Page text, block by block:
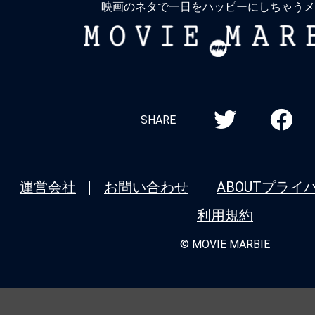
映画のネタで一日をハッピーにしちゃう
MOVIE
SHARE
運営会社 お問い合わせ ABOUTプライ
利用規約
© MOVIE MARBIE